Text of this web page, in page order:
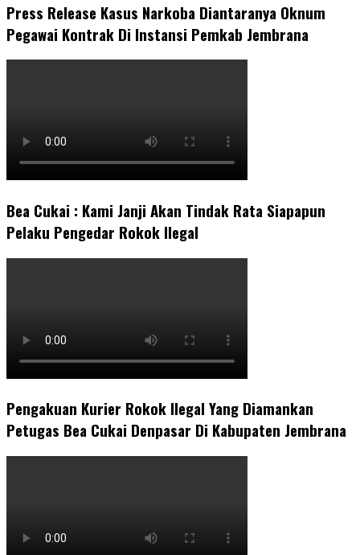
Press Release Kasus Narkoba Diantaranya Oknum
Pegawai Kontrak Di Instansi Pemkab Jembrana
Bea Cukai : Kami Janji Akan Tindak Rata Siapapun
Pelaku Pengedar Rokok Ilegal
Pengakuan Kurier Rokok Ilegal Yang Diamankan
Petugas Bea Cukai Denpasar Di Kabupaten Jembrana